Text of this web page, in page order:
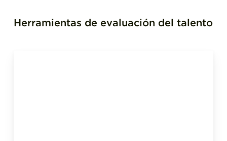
Herramientas de evaluación del talento